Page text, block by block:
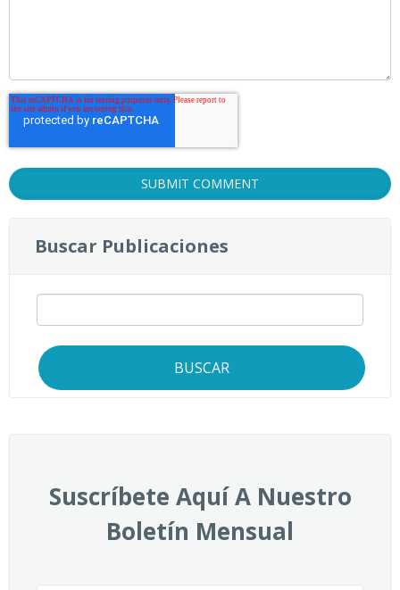
Buscar Publicaciones
BUSCAR
Suscríbete Aquí A Nuestro
Boletín Mensual